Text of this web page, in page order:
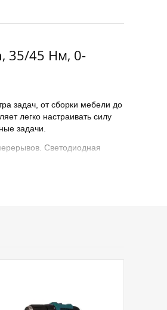
35/45 Нм, 0-
задач, от сборки мебели до
легко настраивать силу
задачи.
Светодиодная
инструмент находится